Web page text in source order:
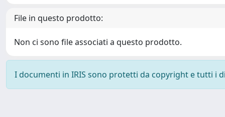
File in questo prodotto:
Non ci sono file associati a questo prodotto.
I documenti in IRIS sono protetti da copyright e tutti i